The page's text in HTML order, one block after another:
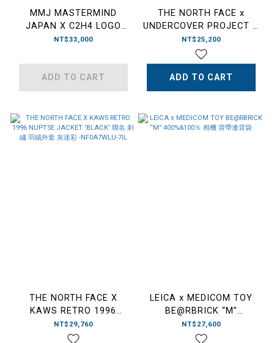
MMJ MASTERMIND
JAPAN X C2H4 LOGO
PRINT JACKET 聯名 夾克
NT$33,000
ADD TO CART
THE NORTH FACE x
UNDERCOVER PROJECT U
SOUKUU HIKE PACKABLE
FISHTAIL SHELL 聯名 大衣
軍綠色(ROU)-NF0A87UC
NT$25,200
ADD TO CART
THE NORTH FACE X
KAWS RETRO 1996
NUPTSE JACKET 'BLACK'
聯名 刺繡 羽絨外套 灰迷彩
NT$29,760
LEICA x MEDICOM TOY
BE@RBRICK “M”
400%&100％ 相機 背帶連
背袋
NT$27,600